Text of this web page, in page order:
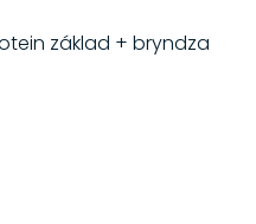
základ + bryndza